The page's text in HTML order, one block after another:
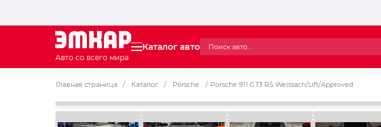
Авто со всего мира
Каталог авто
Главная страница / Каталог / Porsche / Porsche 911 GT3 RS Weissach/Lift/Approved